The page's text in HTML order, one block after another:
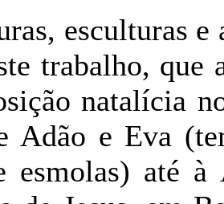
esculturas e
trabalho, que
natalícia
Adão e Eva
esmolas) até